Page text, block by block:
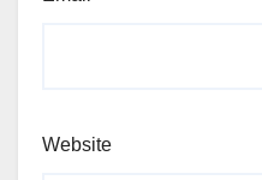
Website